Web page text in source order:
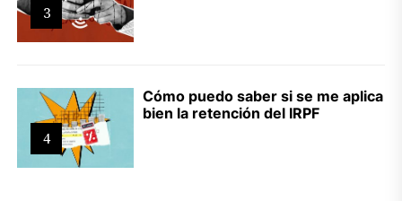
3
4
Cómo puedo saber si se me aplica
bien la retención del IRPF